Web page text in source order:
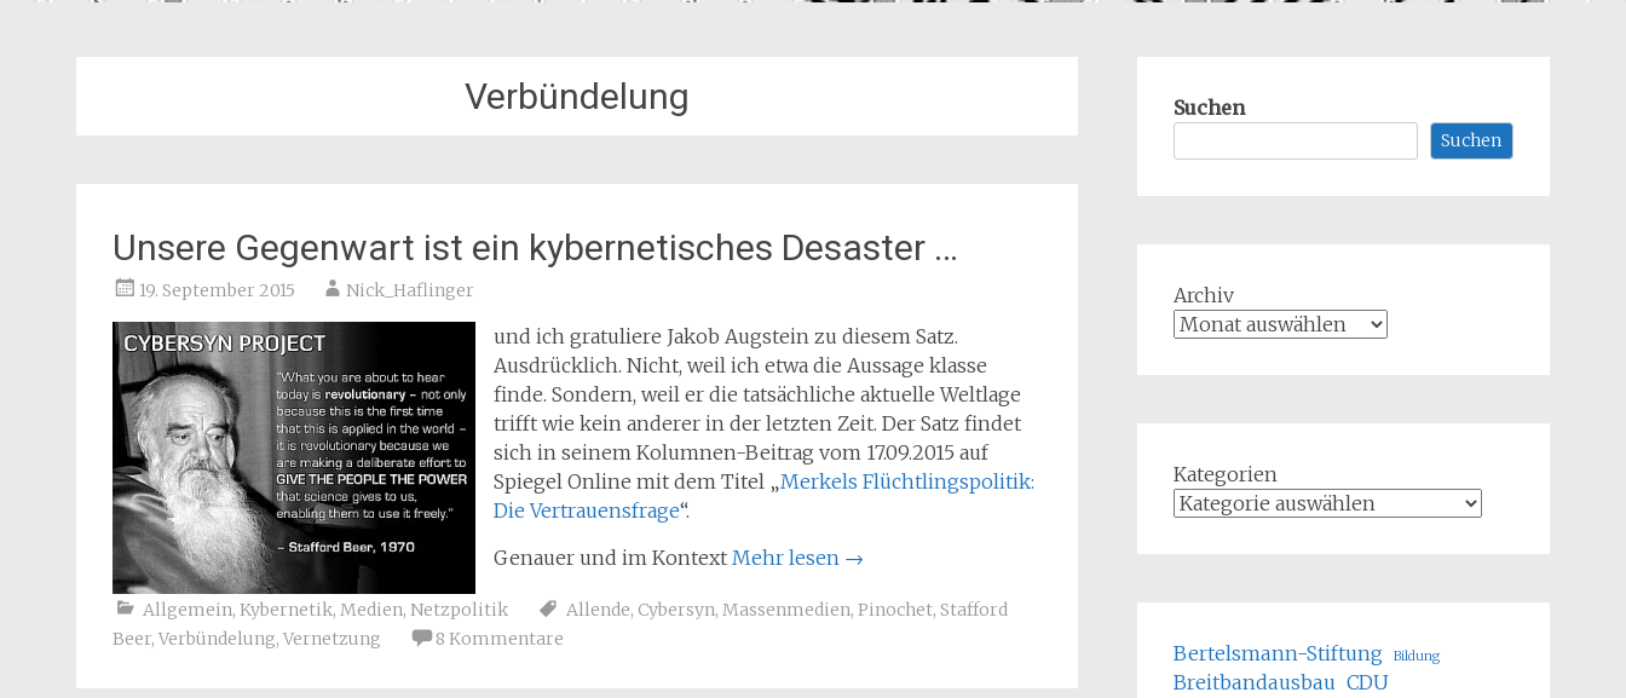
Verbündelung
Unsere Gegenwart ist ein kybernetisches Desaster …
19. September 2015 Nick_Haflinger
und ich gratuliere Jakob Augstein zu diesem Satz.
Ausdrücklich. Nicht, weil ich etwa die Aussage klasse
finde. Sondern, weil er die tatsächliche aktuelle Weltlage
trifft wie kein anderer in der letzten Zeit. Der Satz findet
sich in seinem Kolumnen-Beitrag vom 17.09.2015 auf
Spiegel Online mit dem Titel „Merkels Flüchtlingspolitik:
Die Vertrauensfrage“.
Genauer und im Kontext Mehr lesen →
Allgemein, Kybernetik, Medien, Netzpolitik Allende, Cybersyn, Massenmedien, Pinochet, Stafford
Beer, Verbündelung, Vernetzung 8 Kommentare
Suchen
Suchen
Archiv
Kategorien
Bertelsmann-Stiftung Bildung
Breitbandausbau CDU